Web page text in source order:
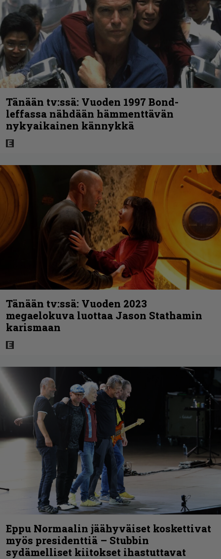
Tänään tv:ssä: Vuoden 1997 Bond-
leffassa nähdään hämmenttävän
nykyaikainen kännykkä
Tänään tv:ssä: Vuoden 2023
megaelokuva luottaa Jason Stathamin
karismaan
Eppu Normaalin jäähyväiset koskettivat
myös presidenttiä – Stubbin
sydämelliset kiitokset ihastuttavat